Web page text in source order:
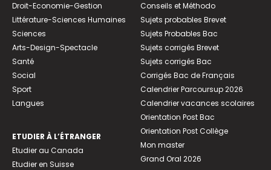
Droit-Economie-Gestion
Littérature-Sciences Humaines
Sciences
Arts-Design-Spectacle
Santé
Social
Sport
Langues
ETUDIER À L’ÉTRANGER
Etudier au Canada
Etudier en Suisse
Conseils et Méthodo
Sujets probables Brevet
Sujets Probables Bac
Sujets corrigés Brevet
Sujets corrigés Bac
Corrigés Bac de Français
Calendrier Parcoursup 2026
Calendrier vacances scolaires
Orientation Post Bac
Orientation Post Collège
Mon master
Grand Oral 2026